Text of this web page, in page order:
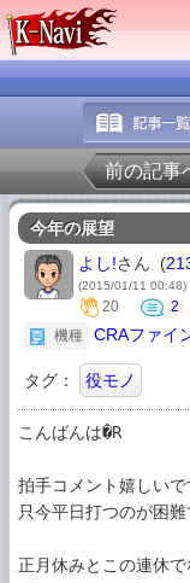
前の記事
今年の展望
よし!さん (
(2015/01/11 00:48)
20
2
機種
CRAファイ
タグ： 役モノ
こんばんは�R
拍手コメント嬉しいで
只今平日打つのが困
正月休みとこの連休